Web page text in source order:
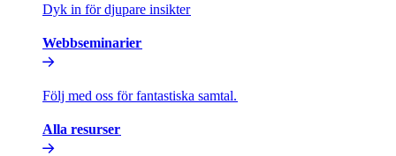
Dyk in för djupare insikter​​
Webbseminarier​​
Följ med oss för fantastiska samtal.​​
Alla resurser​​